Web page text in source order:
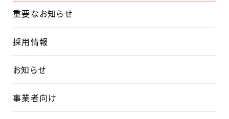
重要なお知らせ
採用情報
お知らせ
事業者向け